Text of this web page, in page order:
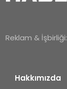
Reklam &
Hakkımızda